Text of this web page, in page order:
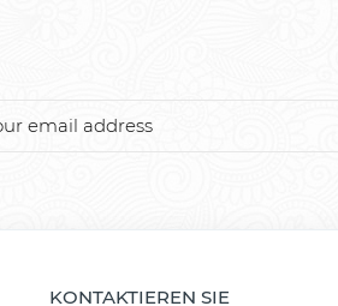
KONTAKTIEREN SIE